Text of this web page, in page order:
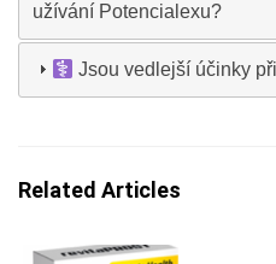
užívání Potencialexu?
Jsou vedlejší účinky
Related Articles